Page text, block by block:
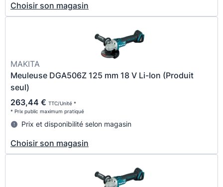
Choisir son magasin
MAKITA
Meuleuse DGA506Z 125 mm 18 V Li-Ion (Produit
seul)
263,44 € TTC/Unité *
* Prix public maximum pratiqué
Prix et disponibilité selon magasin
Choisir son magasin